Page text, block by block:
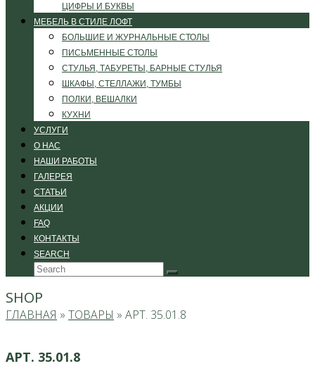
ЦИФРЫ И БУКВЫ
МЕБЕЛЬ В СТИЛЕ ЛОФТ
БОЛЬШИЕ И ЖУРНАЛЬНЫЕ СТОЛЫ
ПИСЬМЕННЫЕ СТОЛЫ
СТУЛЬЯ, ТАБУРЕТЫ, БАРНЫЕ СТУЛЬЯ
ШКАФЫ, СТЕЛЛАЖИ, ТУМБЫ
ПОЛКИ, ВЕШАЛКИ
КУХНИ
УСЛУГИ
О НАС
НАШИ РАБОТЫ
ГАЛЕРЕЯ
СТАТЬИ
АКЦИИ
FAQ
КОНТАКТЫ
SEARCH
Search
Submit
SHOP
ГЛАВНАЯ » ТОВАРЫ » АРТ. 35.01.8
АРТ. 35.01.8